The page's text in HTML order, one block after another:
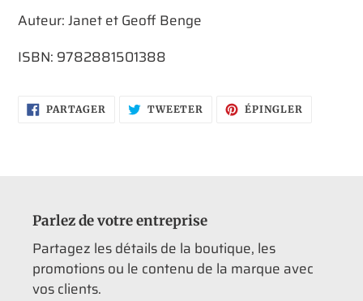
Auteur: Janet et Geoff Benge
ISBN: 9782881501388
PARTAGER PARTAGER
SUR
TWEETER TWEETER
SUR
ÉPINGLER
Parlez de votre entreprise
Partagez les détails de la boutique, les
promotions ou le contenu de la marque avec
vos clients.